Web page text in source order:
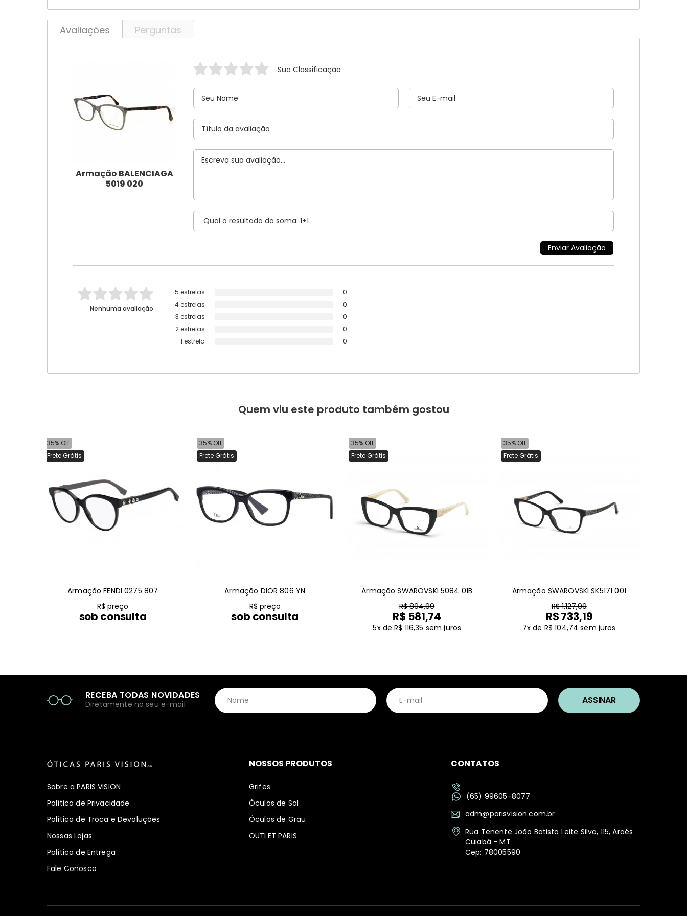
Avaliações Perguntas
Armação BALENCIAGA
5019 020
Sua Classificação
Nenhuma avaliação
5 estrelas
0
4 estrelas
0
3 estrelas
0
2 estrelas
0
1 estrela
0
Quem viu este produto também gostou
35% Off
Frete Grátis
Armação FENDI 0275 807
R$ preço
sob consulta
35% Off
Frete Grátis
Armação DIOR 806 YN
R$ preço
sob consulta
35% Off
Frete Grátis
Armação SWAROVSKI 5084 01B
R$ 894,99
R$ 581,74
5x de R$ 116,35 sem juros
35% Off
Frete Grátis
Armação SWAROVSKI SK5171 001
R$ 1.127,99
R$ 733,19
7x de R$ 104,74 sem juros
RECEBA TODAS NOVIDADES
Diretamente no seu e-mail
Sobre a PARIS VISION
Política de Privacidade
Política de Troca e Devoluções
Nossas Lojas
Política de Entrega
Fale Conosco
NOSSOS PRODUTOS
Grifes
Óculos de Sol
Óculos de Grau
OUTLET PARIS
CONTATOS
(65) 99605-8077
adm@parisvision.com.br
Rua Tenente João Batista Leite Silva, 115, Araés
Cuiabá - MT
Cep: 78005590